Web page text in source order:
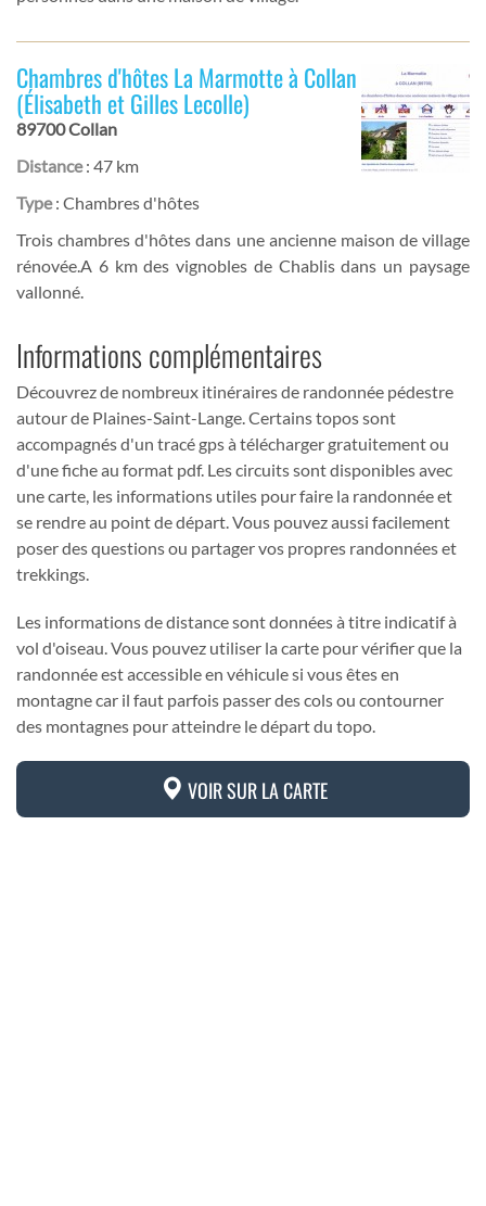
Chambres d'hôtes La Marmotte à Collan
(Élisabeth et Gilles Lecolle)
89700 Collan
Distance: 47 km
Type: Chambres d'hôtes
Trois chambres d'hôtes dans une ancienne maison de village
rénovée.A 6 km des vignobles de Chablis dans un paysage
vallonné.
Informations complémentaires
Découvrez de nombreux itinéraires de randonnée pédestre
autour de Plaines-Saint-Lange. Certains topos sont
accompagnés d'un tracé gps à télécharger gratuitement ou
d'une fiche au format pdf. Les circuits sont disponibles avec
une carte, les informations utiles pour faire la randonnée et
se rendre au point de départ. Vous pouvez aussi facilement
poser des questions ou partager vos propres randonnées et
trekkings.
Les informations de distance sont données à titre indicatif à
vol d'oiseau. Vous pouvez utiliser la carte pour vérifier que la
randonnée est accessible en véhicule si vous êtes en
montagne car il faut parfois passer des cols ou contourner
des montagnes pour atteindre le départ du topo.
VOIR SUR LA CARTE